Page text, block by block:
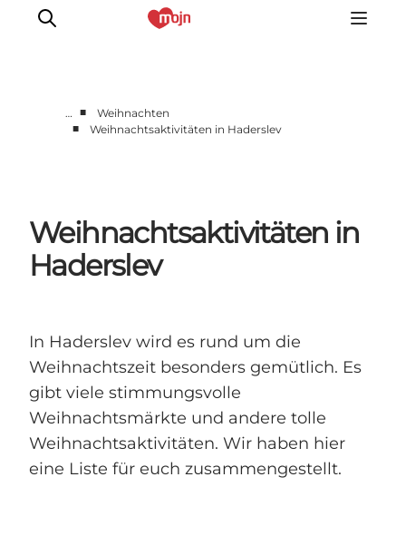
Übernachtung
Veranstaltungen
Information
… ■
Weihnachten
■
Weihnachtsaktivitäten in Haderslev
Weihnachtsaktivitäten in
Haderslev
In Haderslev wird es rund um die
Weihnachtszeit besonders gemütlich. Es
gibt viele stimmungsvolle
Weihnachtsmärkte und andere tolle
Weihnachtsaktivitäten. Wir haben hier
eine Liste für euch zusammengestellt.